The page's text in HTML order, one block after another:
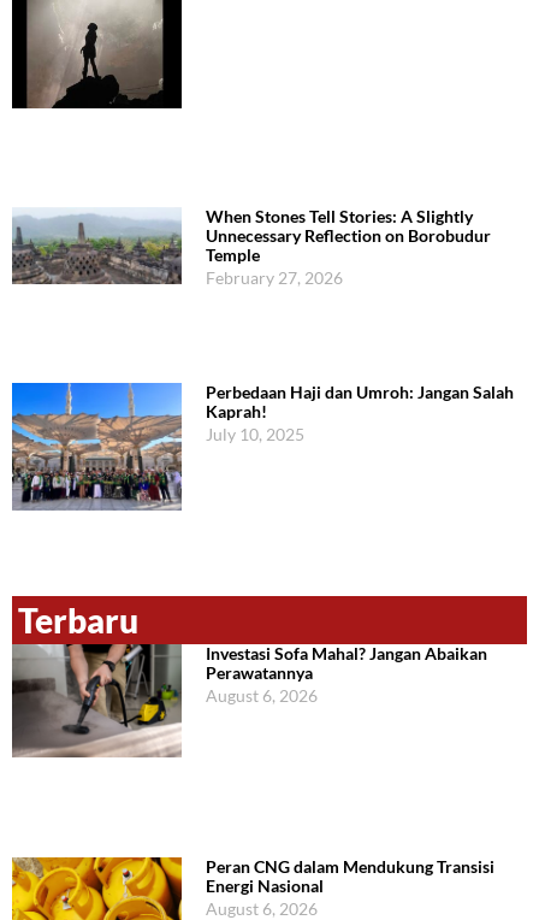
When Stones Tell Stories: A Slightly
Unnecessary Reflection on Borobudur
Temple
February 27, 2026
Perbedaan Haji dan Umroh: Jangan Salah
Kaprah!
July 10, 2025
Terbaru
Investasi Sofa Mahal? Jangan Abaikan
Perawatannya
August 6, 2026
Peran CNG dalam Mendukung Transisi
Energi Nasional
August 6, 2026